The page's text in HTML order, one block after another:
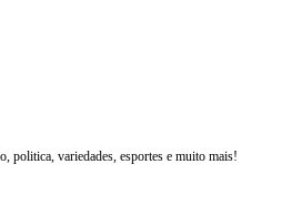
politica, variedades, esportes e muito mais!